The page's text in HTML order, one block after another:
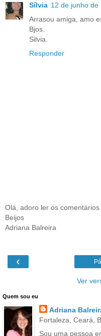
Sílvia 12 de junho
Arrasou amiga, amo
Bjos.
Silvia.
Responder
Olá, adoro ler os
Beijos
Adriana Balreira
‹
Ver
Quem sou eu
Adriana
Fortaleza, Ceará,
Sou uma pessoa